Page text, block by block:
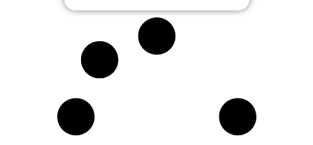
αφορούν τον Δήμο Ιεράπετρας,
καθώς και γενικότερα ζητήματα
θεσμικού χαρακτήρα που
απασχολούν την Τοπική
Αυτοδιοίκηση.